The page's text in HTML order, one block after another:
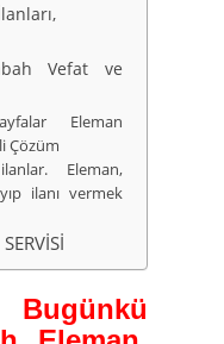
Vefat ve
Eleman
Çözüm
Eleman,
ilanı vermek
Bugünkü